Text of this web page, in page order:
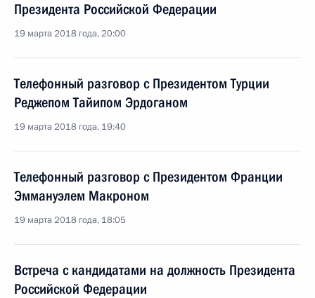
Президента Российской Федерации
19 марта 2018 года, 20:00
Телефонный разговор с Президентом Турции
Реджепом Тайипом Эрдоганом
19 марта 2018 года, 19:40
Телефонный разговор с Президентом Франции
Эммануэлем Макроном
19 марта 2018 года, 18:05
Встреча с кандидатами на должность Президента
Российской Федерации